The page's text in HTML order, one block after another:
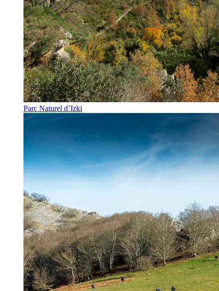
Parc Naturel d’Izki